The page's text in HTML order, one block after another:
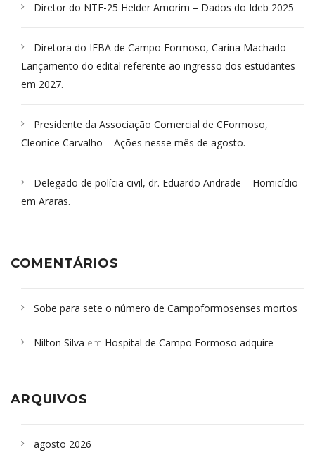
Diretor do NTE-25 Helder Amorim – Dados do Ideb 2025
Diretora do IFBA de Campo Formoso, Carina Machado-
Lançamento do edital referente ao ingresso dos estudantes
em 2027.
Presidente da Associação Comercial de CFormoso,
Cleonice Carvalho – Ações nesse mês de agosto.
Delegado de polícia civil, dr. Eduardo Andrade – Homicídio
em Araras.
COMENTÁRIOS
Sobe para sete o número de Campoformosenses mortos
Campoformosenses que morreram em desabamentos são
Nilton Silva em Hospital de Campo Formoso adquire
ARQUIVOS
agosto 2026